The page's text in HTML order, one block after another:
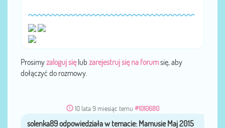
Prosimyzaloguj sięlub zarejestruj się na forumsię, aby
dołączyć do rozmowy.
10 lata 9 miesiąc temu #1010680
przezsolenka89